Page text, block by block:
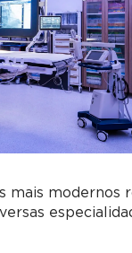
mais modernos